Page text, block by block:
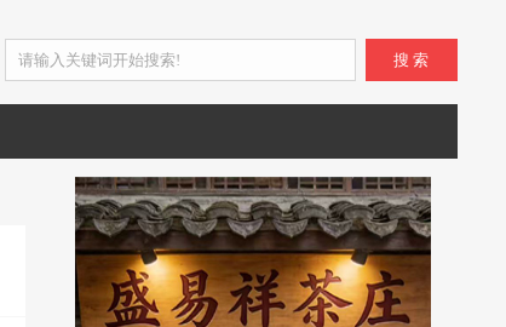
搜 索